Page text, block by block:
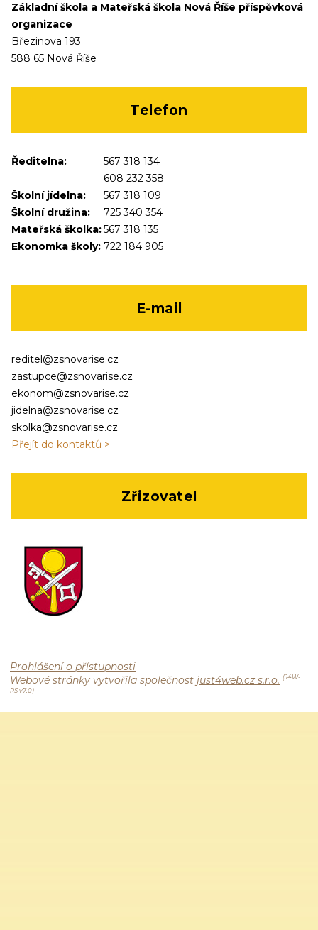
Základní škola a Mateřská škola Nová Říše příspěvková
organizace
Březinova 193
588 65 Nová Říše
Telefon
Ředitelna:
567 318 134
608 232 358
Školní jídelna:
567 318 109
Školní družina:
725 340 354
Mateřská školka:567 318 135
Ekonomka školy: 722 184 905
E-mail
reditel@zsnovarise.cz
zastupce@zsnovarise.cz
ekonom@zsnovarise.cz
jidelna@zsnovarise.cz
skolka@zsnovarise.cz
Přejít do kontaktů >
Zřizovatel
Prohlášení o přístupnosti
Webové stránky vytvořila společnost just4web.cz s.r.o. (J4W-
RS v7.0)